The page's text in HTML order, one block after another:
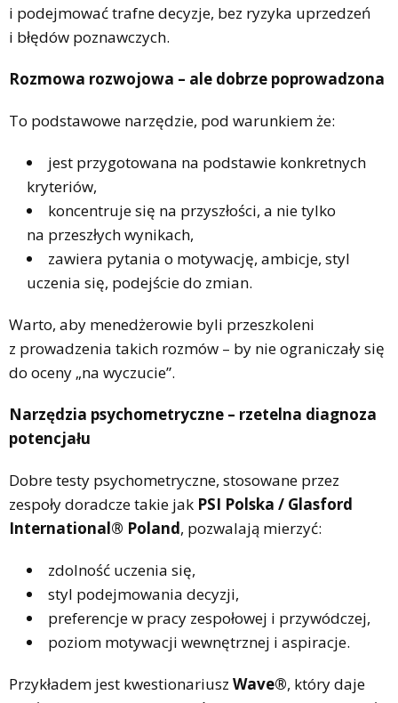
i podejmować trafne decyzje, bez ryzyka uprzedzeń
i błędów poznawczych.
Rozmowa rozwojowa – ale dobrze poprowadzona
To podstawowe narzędzie, pod warunkiem że:
jest przygotowana na podstawie konkretnych
kryteriów,
koncentruje się na przyszłości, a nie tylko
na przeszłych wynikach,
zawiera pytania o motywację, ambicje, styl
uczenia się, podejście do zmian.
Warto, aby menedżerowie byli przeszkoleni
z prowadzenia takich rozmów – by nie ograniczały się
do oceny „na wyczucie”.
Narzędzia psychometryczne – rzetelna diagnoza
potencjału
Dobre testy psychometryczne, stosowane przez
zespoły doradcze takie jak PSI Polska / Glasford
International® Poland, pozwalają mierzyć:
zdolność uczenia się,
styl podejmowania decyzji,
preferencje w pracy zespołowej i przywódczej,
poziom motywacji wewnętrznej i aspiracje.
Przykładem jest kwestionariusz Wave®, który daje